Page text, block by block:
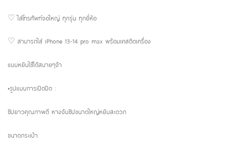
♡ ใส่โทรศัพท์จอใหญ่ ทุกรุ่น ทุกยี่ห้อ
♡ สามารถใส่ iPhone 13-14 pro max พร้อมเคสติดเครื่อง
แบบหยิบใช้ได้สบายๆจ้า
•รูปแบบการเปิดปิด :
ซิปยาวคุณภาพดี หางจับซิปขนาดใหญ่หยิบสะดวก
ขนาดกระเป๋า